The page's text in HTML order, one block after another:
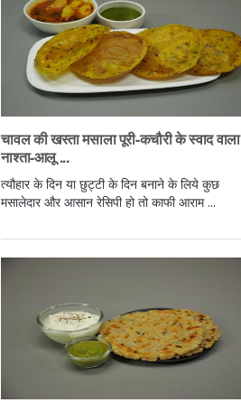
चावल की खस्ता मसाला पूरी-कचौरी के स्वाद वाला
नाश्ता-आलू ...
त्यौहार के दिन या छुट्टी के दिन बनाने के लिये कुछ
मसालेदार और आसान रेसिपी हो तो काफी आराम ...